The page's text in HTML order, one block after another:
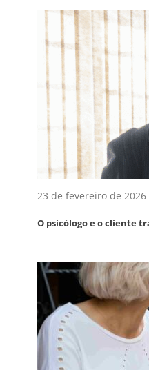
23 de fevereiro de 2026
O psicólogo e o cliente